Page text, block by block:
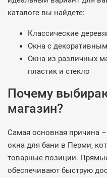
каталоге вы найдете:
Классические
Окна с
Окна из различных
пластик и стекло
Почему
магазин?
Самая основная причина
окна для бани в Перми,
товарные позиции.
обеспечивают быструю